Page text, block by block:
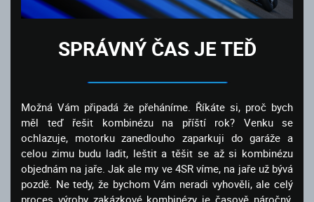
SPRÁVNÝ ČAS JE TEĎ
Možná Vám připadá že přeháníme. Říkáte si, proč bych
měl teď řešit kombinézu na příští rok? Venku se
ochlazuje, motorku zanedlouho zaparkuji do garáže a
celou zimu budu ladit, leštit a těšit se až si kombinézu
objednám na jaře. Jak ale my ve 4SR víme, na jaře už bývá
pozdě. Ne tedy, že bychom Vám neradi vyhověli, ale celý
proces výroby zakázkové kombinézy je časově náročný.